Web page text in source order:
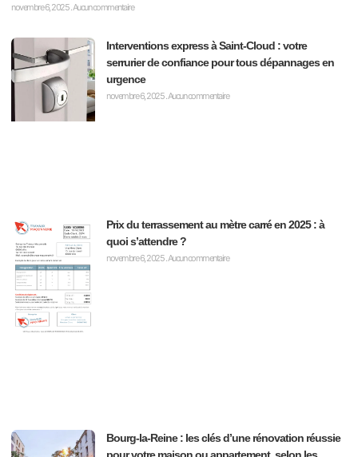
novembre 6, 2025 Aucun commentaire
Interventions express à Saint-Cloud : votre
serrurier de confiance pour tous dépannages en
urgence
novembre 6, 2025 Aucun commentaire
Prix du terrassement au mètre carré en 2025 : à
quoi s’attendre ?
novembre 6, 2025 Aucun commentaire
Bourg-la-Reine : les clés d’une rénovation réussie